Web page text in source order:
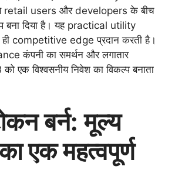
retail users और developers के बीच
बना दिया है। यह practical utility
competitive edge प्रदान करती है।
कंपनी का समर्थन और लगातार
एक विश्वसनीय निवेश का विकल्प बनाता
बर्न: मूल्य
एक महत्वपूर्ण